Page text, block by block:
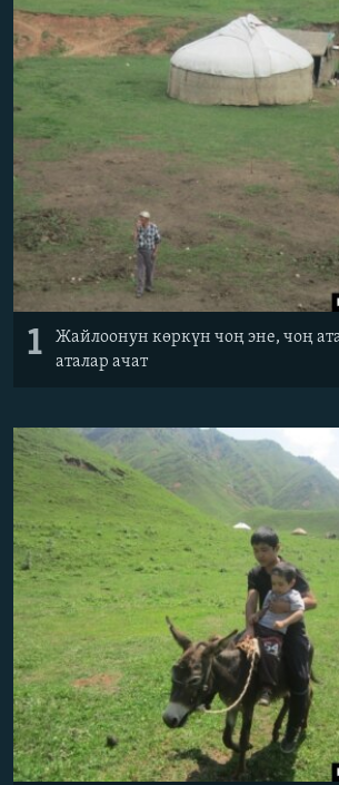
ЭЖЕ-СИҢДИЛЕР
АЗАТТЫК+
ЫҢГАЙСЫЗ СУРООЛОР
ОНЛАЙН ШЕРИНЕ
ЭЕ/АРнун бардык сайттары
1
Жайлоонун көркүн чоң эне, чоң
аталар ачат